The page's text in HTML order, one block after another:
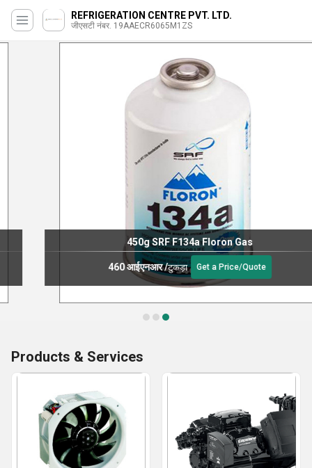
REFRIGERATION CENTRE PVT. LTD.
जीएसटी नंबर. 19AAECR6065M1ZS
450g SRF F134a Floron Gas
460 आईएनआर/टुकड़ा Get a Price/Quote
Products & Services